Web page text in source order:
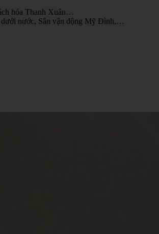
hóa Thanh Xuân…
dưới nước, Sân vận động Mỹ Đình,…